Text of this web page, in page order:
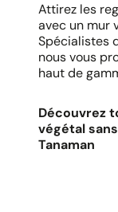
Attirez les
avec un mur
Spécialistes
nous vous
haut de
Découvrez
végétal
Tanaman